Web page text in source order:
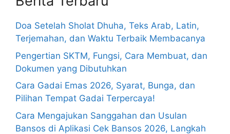
Doa Setelah Sholat Dhuha, Teks Arab, Latin,
Terjemahan, dan Waktu Terbaik Membacanya
Pengertian SKTM, Fungsi, Cara Membuat, dan
Dokumen yang Dibutuhkan
Cara Gadai Emas 2026, Syarat, Bunga, dan
Pilihan Tempat Gadai Terpercaya!
Cara Mengajukan Sanggahan dan Usulan
Bansos di Aplikasi Cek Bansos 2026, Langkah